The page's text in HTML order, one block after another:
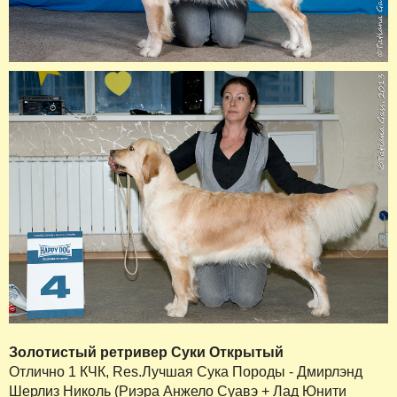
Золотистый ретривер Суки Открытый
Отлично 1 КЧК, Res.Лучшая Сука Породы - Дмирлэнд
Шерлиз Николь (Риэра Анжело Суавэ + Лад Юнити